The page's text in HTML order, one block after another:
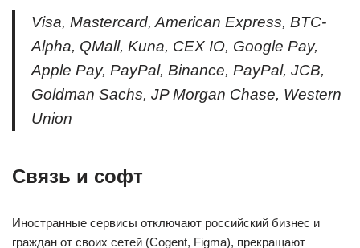
Visa, Mastercard, American Express, BTC-
Alpha, QMall, Kuna, CEX IO, Google Pay,
Apple Pay, PayPal, Binance, PayPal, JCB,
Goldman Sachs, JP Morgan Chase, Western
Union
Связь и софт
Иностранные сервисы отключают российский бизнес и
граждан от своих сетей (Cogent, Figma), прекращают